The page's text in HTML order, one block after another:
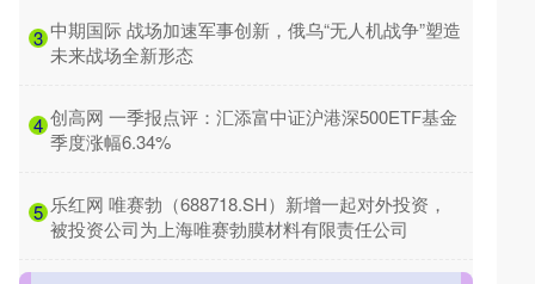
3 ​中期国际 战场加速军事创新，俄乌“无人机战争”塑造
未来战场全新形态
4 ​创高网 一季报点评：汇添富中证沪港深500ETF基金
季度涨幅6.34%
5 ​乐红网 唯赛勃（688718.SH）新增一起对外投资，
被投资公司为上海唯赛勃膜材料有限责任公司